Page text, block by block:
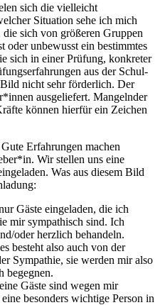
sich die vielleicht
Situation sehe ich mich
sich von größeren Gruppen
oder unbewusst ein bestimmtes
sich in einer Prüfung, konkreter
aus der Schul-
nicht sehr förderlich. Der
ausgeliefert. Mangelnder
können hierfür ein Zeichen
Erfahrungen machen
Wir stellen uns eine
Was aus diesem Bild
Gäste eingeladen, die ich
mir sympathisch sind. Ich
oder herzlich behandeln.
besteht also auch von der
Sympathie, sie werden mir also
begegnen.
Gäste sind wegen mir
besonders wichtige Person in